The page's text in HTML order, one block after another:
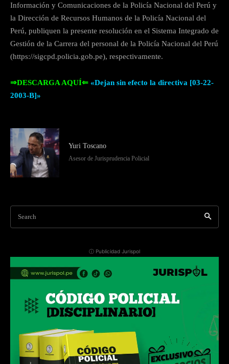
Información y Comunicaciones de la Policía Nacional del Perú y
la Dirección de Recursos Humanos de la Policía Nacional del
Perú, publiquen la presente resolución en el Sistema Integrado de
Gestión de la Carrera del personal de la Policía Nacional del Perú
(https://sigcpd.policia.gob.pe), respectivamente.
⇒DESCARGA AQUÍ⇐ «Dejan sin efecto la directiva [03-22-
2003-B]»
Yuri Toscano
Asesor de Jurisprudencia Policial
Search
ⓘ Publicidad Jurispol